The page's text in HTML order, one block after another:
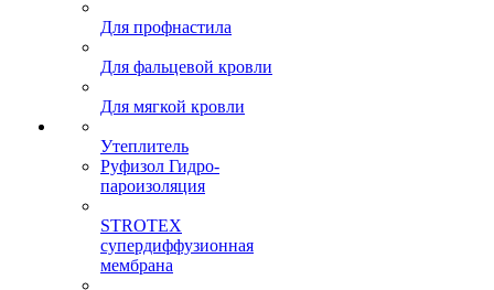
Для профнастила
Для фальцевой кровли
Для мягкой кровли
Утеплитель
Руфизол Гидро-
пароизоляция
STROTEX
супердиффузионная
мембрана